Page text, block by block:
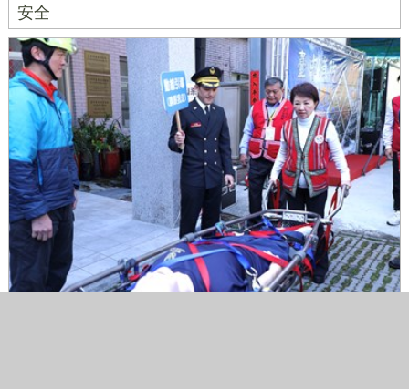
安全